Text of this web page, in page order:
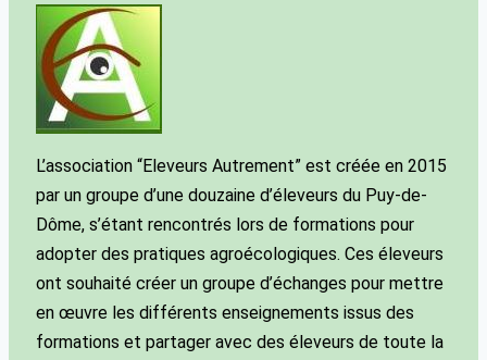
L’association “Eleveurs Autrement” est créée en 2015
par un groupe d’une douzaine d’éleveurs du Puy-de-
Dôme, s’étant rencontrés lors de formations pour
adopter des pratiques agroécologiques. Ces éleveurs
ont souhaité créer un groupe d’échanges pour mettre
en œuvre les différents enseignements issus des
formations et partager avec des éleveurs de toute la